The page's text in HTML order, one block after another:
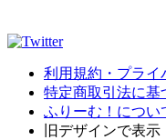
利用規約・プライ
特定商取引法に基
ふりーむ！につい
旧デザインで表示